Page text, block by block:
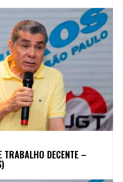
TRABALHO DECENTE –